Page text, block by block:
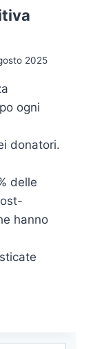
2025
ogni
donatori.
delle
hanno